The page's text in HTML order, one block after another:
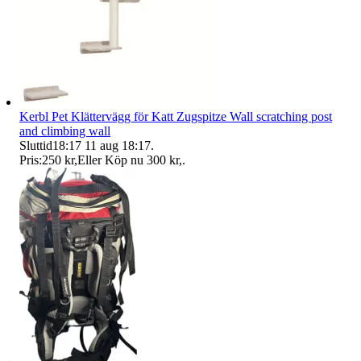
Kerbl Pet Klättervägg för Katt Zugspitze Wall scratching post
and climbing wall
Sluttid18:17 11 aug 18:17.
Pris:250 kr,Eller Köp nu 300 kr,.